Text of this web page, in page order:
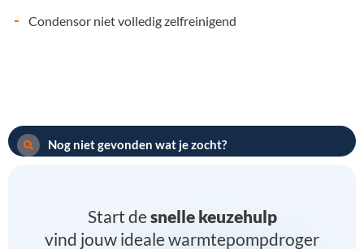
- Condensor niet volledig zelfreinigend
Nog niet gevonden wat je zocht?
Start desnelle keuzehulp
vind jouw ideale warmtepompdroger